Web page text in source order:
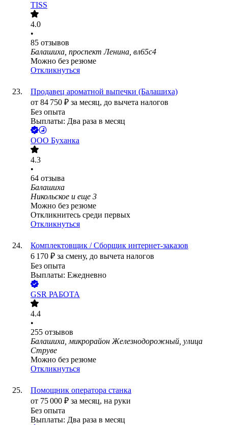
TISS
4.0
•
85 отзывов
Балашиха, проспект Ленина, вл65с4
Можно без резюме
Откликнуться
Продавец ароматной выпечки (Балашиха)
от 84 750 ₽ за месяц, до вычета налогов
Без опыта
Выплаты: Два раза в месяц
ООО Буханка
4.3
•
64 отзыва
Балашиха
Никольское и еще 3
Можно без резюме
Откликнитесь среди первых
Откликнуться
Комплектовщик / Сборщик интернет-заказов
6 170 ₽ за смену, до вычета налогов
Без опыта
Выплаты: Ежедневно
GSR РАБОТА
4.4
•
255 отзывов
Балашиха, микрорайон Железнодорожный, улица
Струве
Можно без резюме
Откликнуться
Помощник оператора станка
от 75 000 ₽ за месяц, на руки
Без опыта
Выплаты: Два раза в месяц